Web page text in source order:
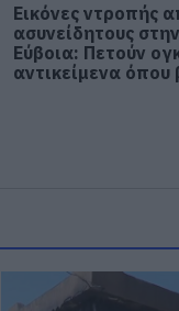
Εικόνες ντροπής
ασυνείδητους στην
Εύβοια: Πετούν
αντικείμενα όπου